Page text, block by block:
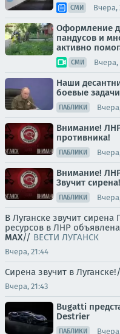
СМИ Вчера,
Оформление
пандусов и
активно
СМИ Вчера,
Наши
боевые
ПАБЛИКИ
Внимание!
противника!
ПАБЛИКИ
Внимание!
Звучит сирена!
ПАБЛИКИ
В Луганске звучит
ресурсов в ЛНР
MAX// ВЕСТИ ЛУГАНСК
Вчера, 21:44
Сирена звучит в
Вчера, 21:43
Bugatti
Destrier
ПАБЛИКИ